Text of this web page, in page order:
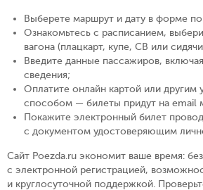
Выберете маршрут и дату в форме
Ознакомьтесь с расписанием,
вагона (плацкарт, купе, СВ или
Введите данные пассажиров,
сведения;
Оплатите онлайн картой или другим
способом — билеты придут на email
Покажите электронный билет
с документом удостоверяющим
Сайт Poezda.ru экономит ваше время:
с электронной регистрацией,
и круглосуточной поддержкой.